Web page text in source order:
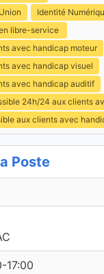
Identité
libre-service
avec handicap moteur
avec handicap visuel
avec handicap auditif
24h/24 aux clients
aux clients avec
Poste
17:00